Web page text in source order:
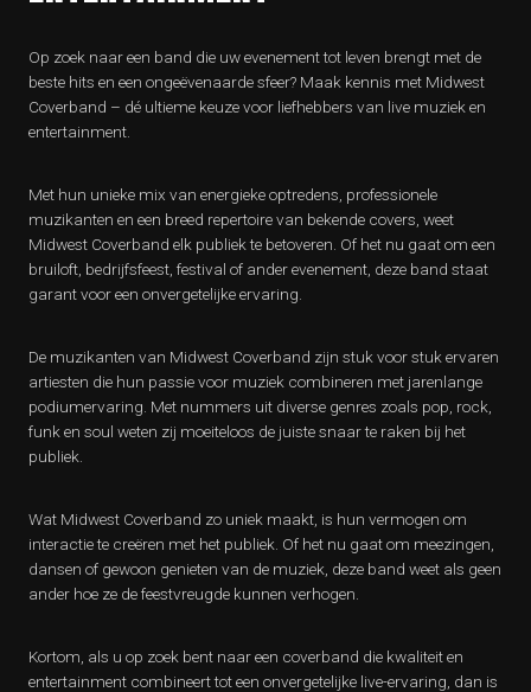
Op zoek naar een band die uw evenement tot leven brengt met de
beste hits en een ongeëvenaarde sfeer? Maak kennis met Midwest
Coverband – dé ultieme keuze voor liefhebbers van live muziek en
entertainment.
Met hun unieke mix van energieke optredens, professionele
muzikanten en een breed repertoire van bekende covers, weet
Midwest Coverband elk publiek te betoveren. Of het nu gaat om een
bruiloft, bedrijfsfeest, festival of ander evenement, deze band staat
garant voor een onvergetelijke ervaring.
De muzikanten van Midwest Coverband zijn stuk voor stuk ervaren
artiesten die hun passie voor muziek combineren met jarenlange
podiumervaring. Met nummers uit diverse genres zoals pop, rock,
funk en soul weten zij moeiteloos de juiste snaar te raken bij het
publiek.
Wat Midwest Coverband zo uniek maakt, is hun vermogen om
interactie te creëren met het publiek. Of het nu gaat om meezingen,
dansen of gewoon genieten van de muziek, deze band weet als geen
ander hoe ze de feestvreugde kunnen verhogen.
Kortom, als u op zoek bent naar een coverband die kwaliteit en
entertainment combineert tot een onvergetelijke live-ervaring, dan is